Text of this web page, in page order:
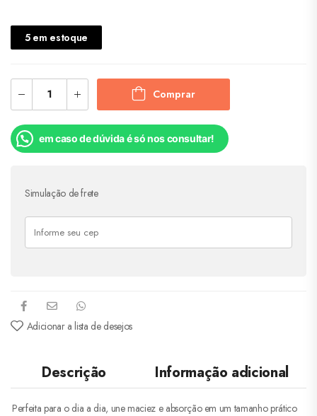
5 em estoque
Comprar
em caso de dúvida é só nos consultar!
Simulação de frete
Adicionar a lista de desejos
Descrição Informação adicional
Perfeita para o dia a dia, une maciez e absorção em um tamanho prático